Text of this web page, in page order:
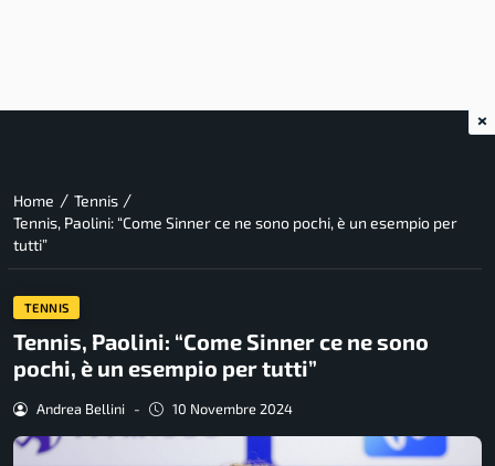
Home / Tennis /
Tennis, Paolini: “Come Sinner ce ne sono pochi, è un esempio per
tutti”
TENNIS
Tennis, Paolini: “Come Sinner ce ne sono
pochi, è un esempio per tutti”
Andrea Bellini - 10 Novembre 2024
×